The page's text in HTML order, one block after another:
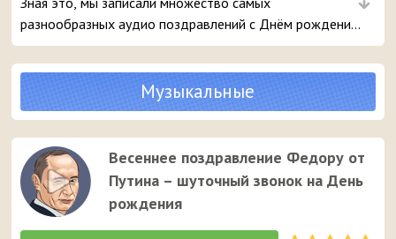
разнообразных аудио поздравлений с Днём рождения,
чтобы вы могли с выдумкой поздравить вашего друга
или знакомого с именем Фёдор. Выбирайте лучшее
поздравление и в 3 клика отправляйте его на телефон
парню.
Музыкальные
Весеннее поздравление Федору от
Путина – шуточный звонок на День
рождения